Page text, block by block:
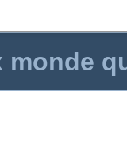
monde